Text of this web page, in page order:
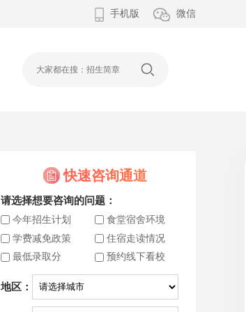
手机版 微信
快速咨询通道
请选择想要咨询的问题：
今年招生计划
食堂宿舍环境
学费减免政策
住宿走读情况
最低录取分
预约线下看校
地区：